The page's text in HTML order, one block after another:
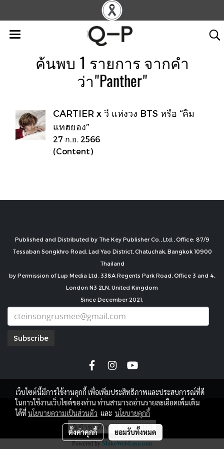
ค้นพบ 1 รายการ จากคำ
ว่า"Panther"
CARTIER x วี แห่งวง BTS หรือ “คิม
แทฮยอง”
27 ก.ย. 2566
(Content)
Published and Distributed by The Key Publisher Co., Ltd., Office: 87/9
Tessaban Songkhro Road, Lad Yao District, Chatuchak, Bangkok 10900
Thailand
by Permission of Lup Media Ltd. 338A Regents Park Road, Office 3 and 4,
London N3 2LN, United Kingdom
Since December 2021.
Subscribe
copyright by
ผู้เข้าชมทั้งหมด7,674,030
Powered byMakeWebEasy.com
เว็บไซต์นี้มีการใช้งานคุกกี้ เพื่อเพิ่มประสิทธิภาพและประสบการณ์ที่ดี
ในการใช้งานเว็บไซต์ของท่าน ท่านสามารถอ่านรายละเอียดเพิ่มเติม
ได้ที่นโยบายความเป็นส่วนตัว และ นโยบายคุกกี้
ตั้งค่าคุกกี้ ยอมรับทั้งหมด